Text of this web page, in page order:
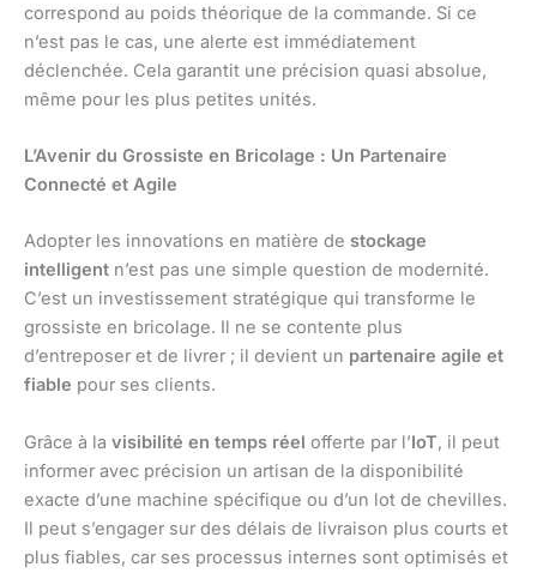
correspond au poids théorique de la commande. Si ce
n’est pas le cas, une alerte est immédiatement
déclenchée. Cela garantit une précision quasi absolue,
même pour les plus petites unités.
L’Avenir du Grossiste en Bricolage : Un Partenaire
Connecté et Agile
Adopter les innovations en matière de stockage
intelligent n’est pas une simple question de modernité.
C’est un investissement stratégique qui transforme le
grossiste en bricolage. Il ne se contente plus
d’entreposer et de livrer ; il devient un partenaire agile et
fiable pour ses clients.
Grâce à la visibilité en temps réel offerte par l’IoT, il peut
informer avec précision un artisan de la disponibilité
exacte d’une machine spécifique ou d’un lot de chevilles.
Il peut s’engager sur des délais de livraison plus courts et
plus fiables, car ses processus internes sont optimisés et